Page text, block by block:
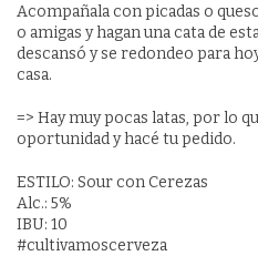
Acompañala con picadas o
o amigas y hagan una cata de
descansó y se redondeo para
casa.
=> Hay muy pocas latas, por lo
oportunidad y hacé tu pedido.
ESTILO: Sour con Cerezas
Alc.: 5%
IBU: 10
#cultivamoscerveza